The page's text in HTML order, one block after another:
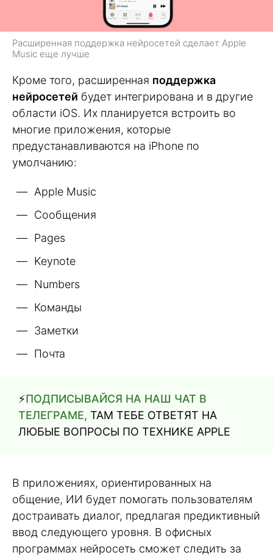
Расширенная поддержка нейросетей сделает Apple
Music еще лучше
Кроме того, расширенная поддержка
нейросетей будет интегрирована и в другие
области iOS. Их планируется встроить во
многие приложения, которые
предустанавливаются на iPhone по
умолчанию:
Apple Music
Сообщения
Pages
Keynote
Numbers
Команды
Заметки
Почта
⚡️ПОДПИСЫВАЙСЯ НА НАШ ЧАТ В
ТЕЛЕГРАМЕ, ТАМ ТЕБЕ ОТВЕТЯТ НА
ЛЮБЫЕ ВОПРОСЫ ПО ТЕХНИКЕ APPLE
В приложениях, ориентированных на
общение, ИИ будет помогать пользователям
достраивать диалог, предлагая предиктивный
ввод следующего уровня. В офисных
программах нейросеть сможет следить за